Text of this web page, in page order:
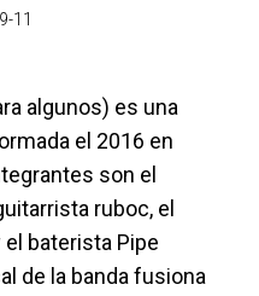
11
algunos) es una
el 2016 en
son el
ruboc, el
baterista Pipe
de la banda fusiona